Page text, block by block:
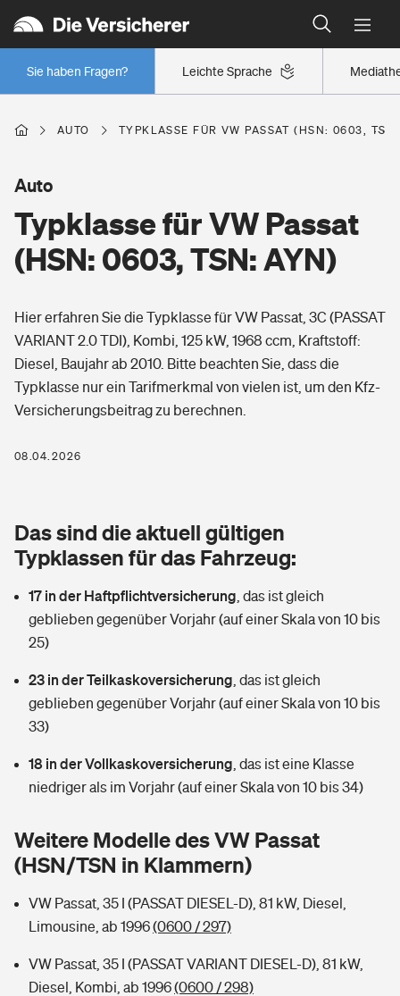
Leichte Sprache
Sie haben Fragen?
Wer versichert was: Jetzt Versicherer finden
Regionalklassen: So ist Ihre Region eingestuft
Wer versichert was: Jetzt Versicherer finden
Berufsunfähigkeitsversicherung
Erwerbsunfähigkeitsversicherung
Grundfähigkeitsversicherung
Arbeitsrechtsschutz
Berufshaftpflichtversicherung
Zur Übersicht
Tools
Wer versichert was: Jetzt Versicherer finden
Sie haben Fragen?
Wohnen
Elementarversicherung
Glasversicherung
Mietkautionsversicherung
Restkreditversicherung
Zur Übersicht
Tools
Hochwasser-Check: Wie gefährdet ist Ihr Haus?
Sie haben Fragen?
Freizeit
Pri­vate Haft­pflicht­
Kinderunfall­ver­si­che­rung
Kinderinvalidität
Hundehalter-Haftpflicht
Handyversicherung
Private Cyberversicherung
Zur Übersicht
Gesundheit
Private Krankenversicherung
Dread-Disease-Versicherung
Tierkrankenversicherung
Zur Übersicht
Tools
Wer versichert was: Jetzt Versicherer finden
Rentenrechner: Wie viel Geld bekomme ich im Alter?
AUTO TYPKLASSE FÜR VW PASSAT (HSN: 0603,
Typklasse für VW Passat
(HSN: 0603, TSN: AYN)
Auto
Hier erfahren Sie die Typklasse für VW Passat, 3C (PASSAT
VARIANT 2.0 TDI), Kombi, 125 kW, 1968 ccm, Kraftstoff:
Diesel, Baujahr ab 2010. Bitte beachten Sie, dass die
Typklasse nur ein Tarifmerkmal von vielen ist, um den Kfz-
Versicherungsbeitrag zu berechnen.
08.04.2026
Das sind die aktuell gültigen
Typklassen für das Fahrzeug:
17 in der Haftpflichtversicherung das ist gleich
geblieben gegenüber Vorjahr (auf einer Skala von 10 bis
25)
23 in der Teilkaskoversicherung das ist gleich
geblieben gegenüber Vorjahr (auf einer Skala von 10 bis
33)
18 in der Vollkaskoversicherung das ist eine Klasse
niedriger als im Vorjahr (auf einer Skala von 10 bis 34)
Weitere Modelle des VW Passat
(HSN/TSN in Klammern)
VW Passat, 35 I (PASSAT DIESEL-D), 81 kW, Diesel,
Limousine, ab 1996(0600 / 297)
VW Passat, 35 I (PASSAT VARIANT DIESEL-D), 81 kW,
Diesel, Kombi, ab 1996(0600 / 298)